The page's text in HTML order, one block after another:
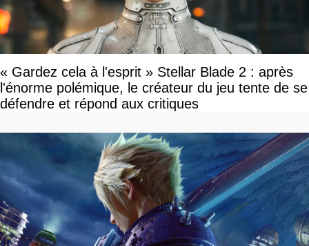
« Gardez cela à l'esprit » Stellar Blade 2 : après
l'énorme polémique, le créateur du jeu tente de se
défendre et répond aux critiques